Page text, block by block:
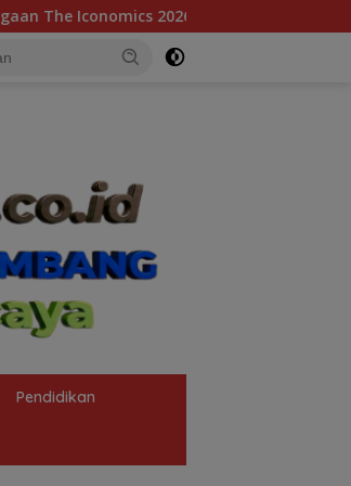
Kerja Bersama Pusat dan Daerah
Pendidikan